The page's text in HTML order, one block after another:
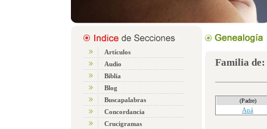
Artículos
Audio
Biblia
Blog
Buscapalabras
Concordancia
Crucigramas
Familia
(Padre)
Aná